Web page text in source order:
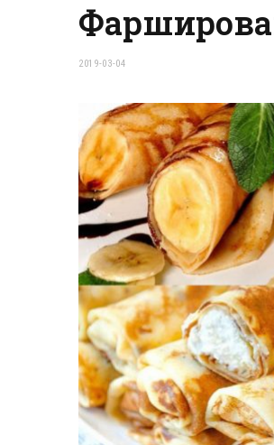
2019-03-04